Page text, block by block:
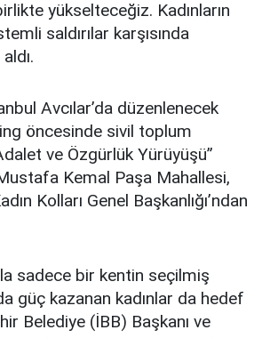
yükselteceğiz. Kadınların
saldırılar karşısında
Avcılar’da düzenlenecek
öncesinde sivil toplum
ve Özgürlük Yürüyüşü”
Kemal Paşa Mahallesi,
Kolları Genel Başkanlığı’ndan
sadece bir kentin seçilmiş
güç kazanan kadınlar da hedef
Belediye (İBB) Başkanı ve